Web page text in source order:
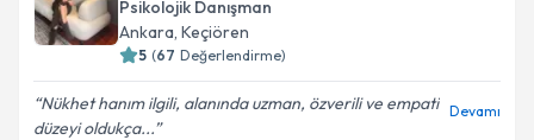
Psikolojik Danışman
Ankara, Keçiören
5 (67 Değerlendirme)
Nükhet hanım ilgili, alanında uzman, özverili ve empati
düzeyi oldukça...
Devamı